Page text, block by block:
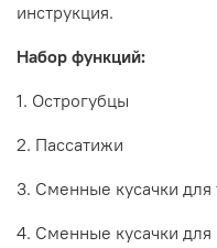
инструкция.
Набор функций:
1. Острогубцы
2. Пассатижи
3. Сменные кусачки для
4. Сменные кусачки для